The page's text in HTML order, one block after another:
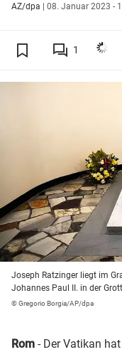
AZ/dpa | 08. Januar 2023 -
1
Joseph Ratzinger liegt im
Johannes Paul II. in der
© Gregorio Borgia/AP/dpa
Rom - Der Vatikan